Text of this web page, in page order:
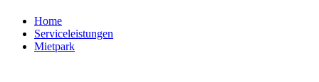
Home
Serviceleistungen
Mietpark